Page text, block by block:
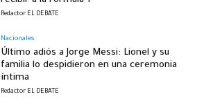
Redactor EL DEBATE
Nacionales
Último adiós a Jorge Messi: Lionel y su
familia lo despidieron en una ceremonia
íntima
Redactor EL DEBATE